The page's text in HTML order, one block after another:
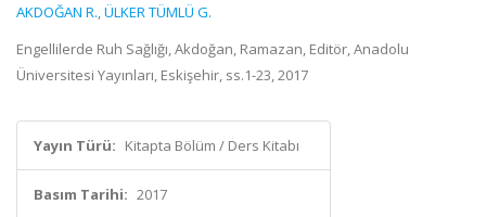
AKDOĞAN R.,ÜLKER TÜMLÜ G.
Engellilerde Ruh Sağlığı, Akdoğan, Ramazan, Editör, Anadolu
Üniversitesi Yayınları, Eskişehir, ss.1-23, 2017
Yayın Türü: Kitapta Bölüm / Ders Kitabı
Basım Tarihi: 2017